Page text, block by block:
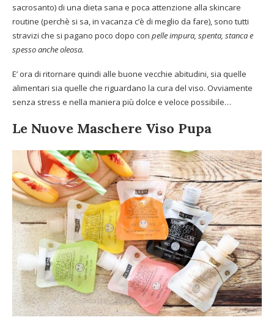
sacrosanto) di una dieta sana e poca attenzione alla skincare
routine (perchè si sa, in vacanza c’è di meglio da fare), sono tutti
stravizi che si pagano poco dopo con pelle impura, spenta, stanca e
spesso anche oleosa.
E’ ora di ritornare quindi alle buone vecchie abitudini, sia quelle
alimentari sia quelle che riguardano la cura del viso. Ovviamente
senza stress e nella maniera più dolce e veloce possibile…
Le Nuove Maschere Viso Pupa